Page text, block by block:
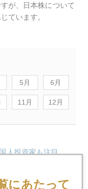
が、日本株について
ています。
5月 6月
11月 12月
人投資家も注目
にあたって